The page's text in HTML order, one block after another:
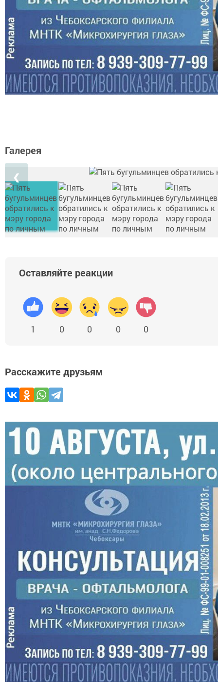
Галерея
❮
Оставляйте реакции
1 0 0 0 0
Расскажите друзьям